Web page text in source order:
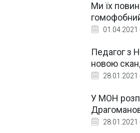
Ми їх
01.04.2021
Педагог з
новою
28.01.2021
У МОН
28.01.2021